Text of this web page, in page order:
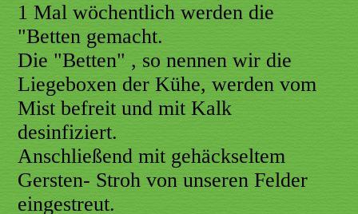
1 Mal wöchentlich werden die
"Betten gemacht.
Die "Betten" , so nennen wir die
Liegeboxen der Kühe, werden vom
Mist befreit und mit Kalk
desinfiziert.
Anschließend mit gehäckseltem
Gersten- Stroh von unseren Felder
eingestreut.